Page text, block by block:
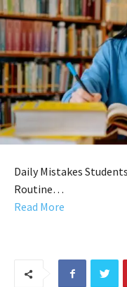
Daily Mistakes
Routine…
Read More